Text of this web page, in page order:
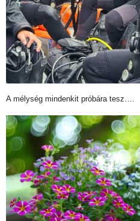
A mélység mindenkit próbára tesz….